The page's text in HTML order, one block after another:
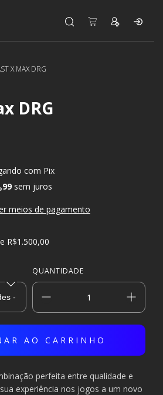
X MAX DRG
DRG
com Pix
sem juros
meios de pagamento
R$1.500,00
QUANTIDADE
perfeita entre qualidade e
experiência nos jogos a um novo